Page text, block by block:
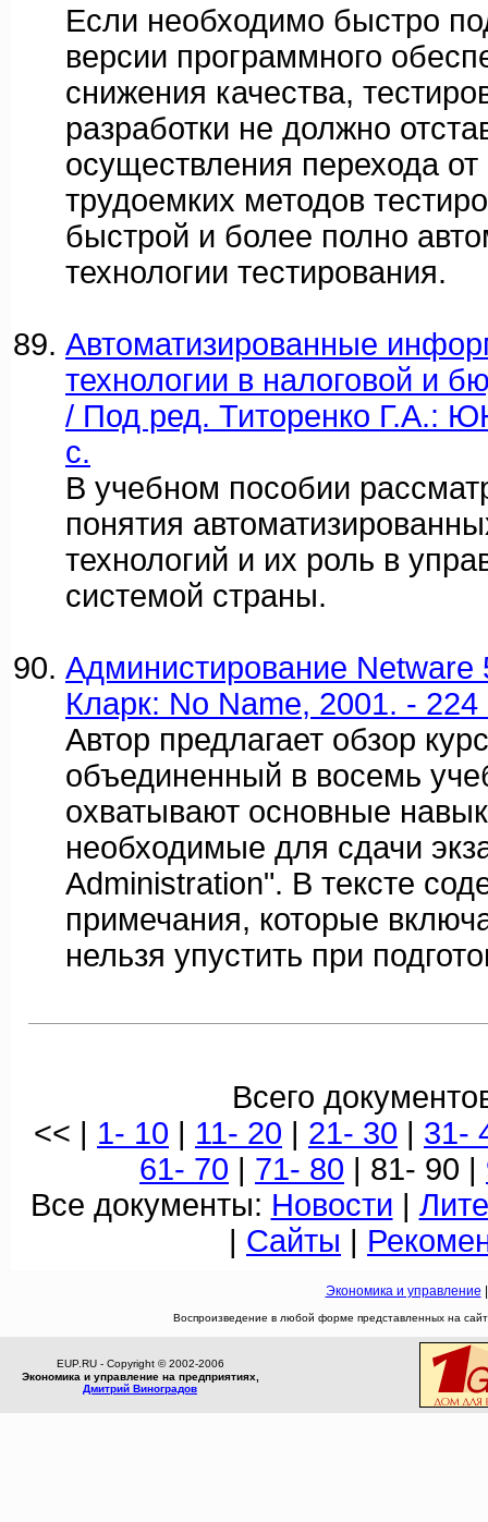
Если необходимо быстро
версии программного
снижения качества,
разработки не должно
осуществления перехода
трудоемких методов
быстрой и более полно
технологии тестирования.
Автоматизированные
технологии в налоговой и
/ Под ред. Титоренко Г.А.:
c.
В учебном пособии
понятия
технологий и их роль в
системой страны.
Администирование Netware
Кларк: No Name, 2001. - 224
Автор предлагает обзор
объединенный в восемь
охватывают основные
необходимые для cдачи
Administration". В тексте
примечания, которые
нельзя упустить при
Всего
<< | 1- 10 | 11- 20 | 21- 30 | 31-
61- 70 | 71- 80 | 81- 90 |
Все документы: Новости |
| Сайты |
Экономика и управление
Воспроизведение в любой форме представленных на
EUP.RU - Copyright © 2002-2006
Экономика и управление на предприятиях,
Дмитрий Виноградов